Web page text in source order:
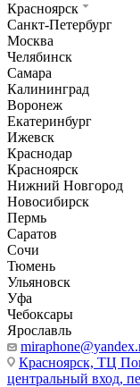
Красноярск
Санкт-Петербург
Москва
Челябинск
Самара
Калининград
Воронеж
Екатеринбург
Ижевск
Краснодар
Красноярск
Нижний Новгород
Новосибирск
Пермь
Саратов
Сочи
Тюмень
Ульяновск
Уфа
Чебоксары
Ярославль
Красноярск, ТЦ
центральный вход,